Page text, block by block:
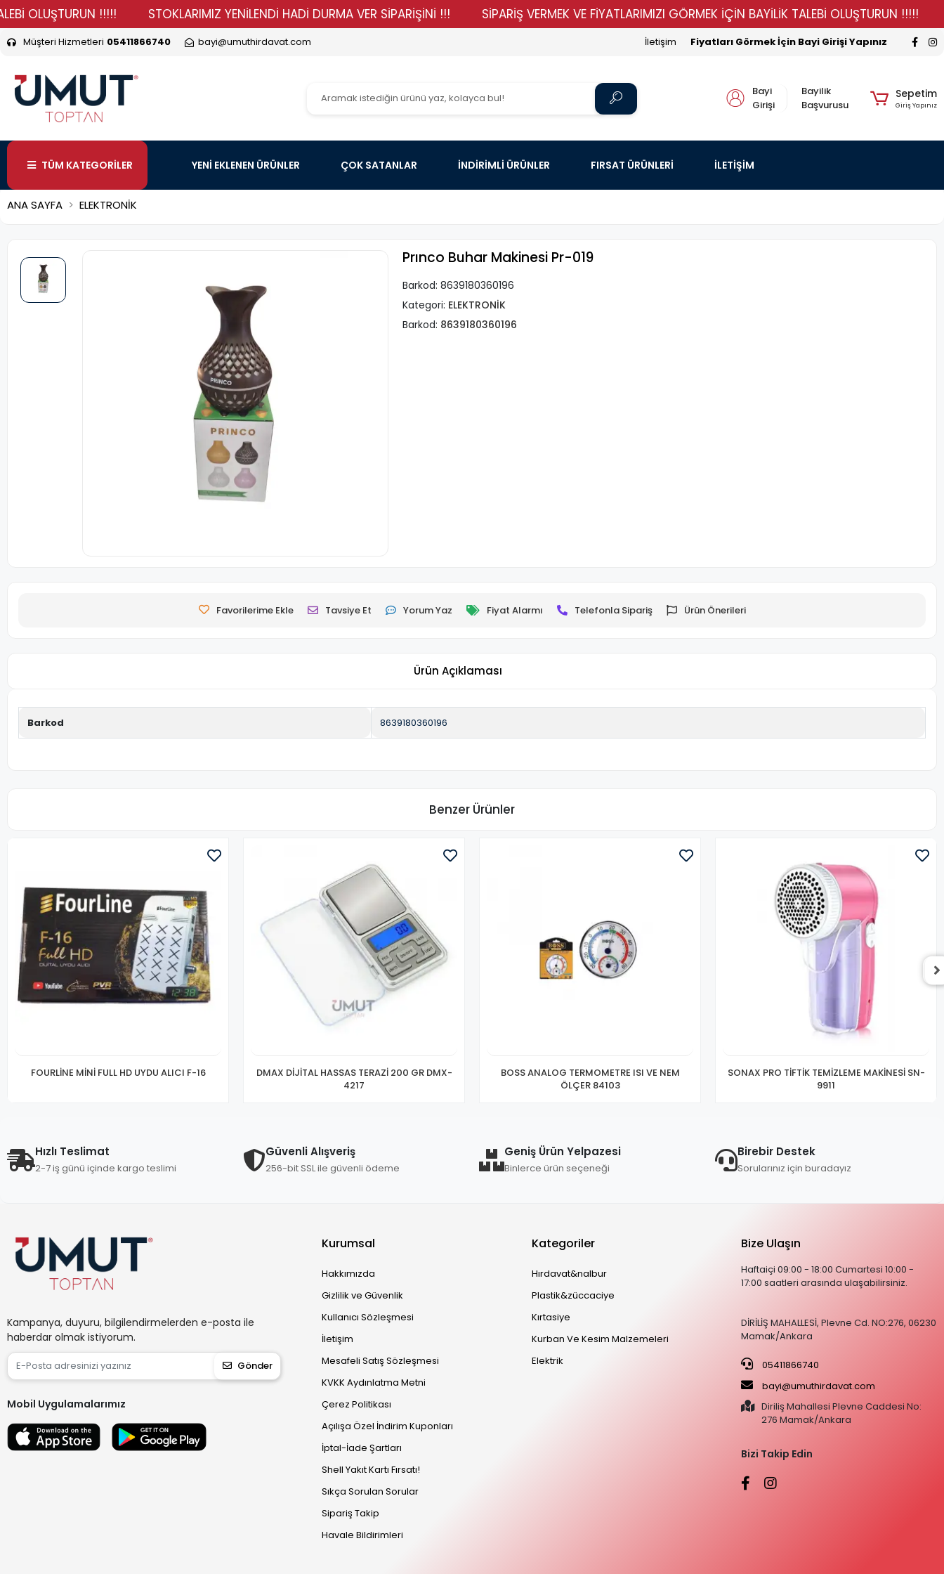
!!!!! STOKLARIMIZ YENİLENDİ HADİ DURMA VER SİPARİŞİNİ !!! SİPARİŞ VERMEK VE FİYATLARIMIZI GÖRMEK İÇİN BAYİLİK TALEBİ OLUŞTURUN !!!!!
Müşteri Hizmetleri 05411866740 bayi@umuthirdavat.com Fiyatları Görmek İçin Bayi Girişi Yapınız
İletişim
Bayi
Girişi
Bayilik
Başvurusu
Sepetim
Giriş Yapınız
TÜM KATEGORİLER YENİ EKLENEN ÜRÜNLER ÇOK SATANLAR İNDİRİMLİ ÜRÜNLER FIRSAT ÜRÜNLERİ İLETİŞİM
ANA SAYFA ELEKTRONİK
Prınco Buhar Makinesi Pr-019
Barkod: 8639180360196
Kategori: ELEKTRONİK
Barkod: 8639180360196
Favorilerime Ekle Tavsiye Et Yorum Yaz Fiyat Alarmı Telefonla Sipariş Ürün Önerileri
Ürün Açıklaması
Barkod 8639180360196
Benzer Ürünler
FOURLİNE MİNİ FULL HD UYDU ALICI F-16
DMAX DİJİTAL HASSAS TERAZİ 200 GR DMX-
4217
BOSS ANALOG TERMOMETRE ISI VE NEM
ÖLÇER 84103
SONAX PRO TİFTİK TEMİZLEME MAKİNESİ SN-
9911
Hızlı Teslimat
2-7 iş günü içinde kargo teslimi
Güvenli Alışveriş
256-bit SSL ile güvenli ödeme
Geniş Ürün Yelpazesi
Binlerce ürün seçeneği
Birebir Destek
Sorularınız için buradayız
Kampanya, duyuru, bilgilendirmelerden e-posta ile
haberdar olmak istiyorum.
Gönder
Mobil Uygulamalarımız
Kurumsal
Hakkımızda
Gizlilik ve Güvenlik
Kullanıcı Sözleşmesi
İletişim
Mesafeli Satış Sözleşmesi
KVKK Aydınlatma Metni
Çerez Politikası
Açılışa Özel İndirim Kuponları
İptal-İade Şartları
Shell Yakıt Kartı Fırsatı!
Sıkça Sorulan Sorular
Sipariş Takip
Havale Bildirimleri
Kategoriler
Hırdavat&nalbur
Plastik&züccaciye
Kırtasiye
Kurban Ve Kesim Malzemeleri
Elektrik
Bize Ulaşın
Haftaiçi 09:00 - 18:00 Cumartesi 10:00 -
17:00 saatleri arasında ulaşabilirsiniz.
DİRİLİŞ MAHALLESİ, Plevne Cd. NO:276, 06230
Mamak/Ankara
05411866740
bayi@umuthirdavat.com
Diriliş Mahallesi Plevne Caddesi No:
276 Mamak/Ankara
Bizi Takip Edin